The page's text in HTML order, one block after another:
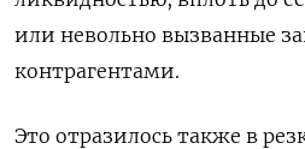
или невольно вызванные
контрагентами.
Это отразилось также в